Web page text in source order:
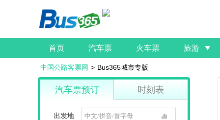
首页 汽车票 火车票 旅游
中国公路客票网 > Bus365城市专版
汽车票预订 时刻表
出发地